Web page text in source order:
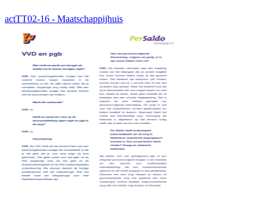
actTT02-16 - Maatschappijhuis